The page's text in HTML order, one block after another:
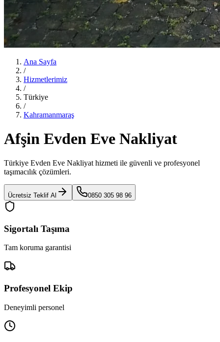
Ana Sayfa
/
Hizmetlerimiz
/
Türkiye
/
Kahramanmaraş
Afşin Evden Eve Nakliyat
Türkiye Evden Eve Nakliyat hizmeti ile güvenli ve profesyonel
taşımacılık çözümleri.
Ücretsiz Teklif Al 0850 305 98 96
Sigortalı Taşıma
Tam koruma garantisi
Profesyonel Ekip
Deneyimli personel